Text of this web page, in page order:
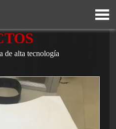

de alta tecnología